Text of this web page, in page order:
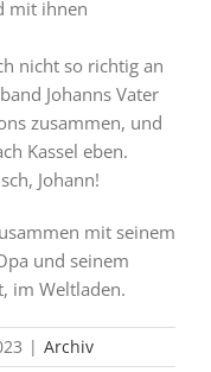
mit ihnen
nicht so richtig an
Johanns Vater
zusammen, und
Kassel eben.
Johann!
mit seinem
und seinem
im Weltladen.
| Archiv